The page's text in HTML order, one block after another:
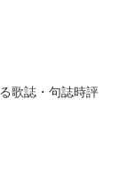
歌誌・句誌時評